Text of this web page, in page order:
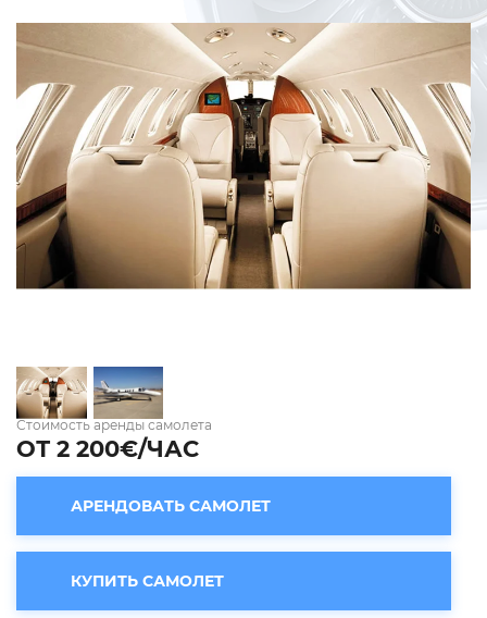
Стоимость аренды самолета
ОТ 2 200€/ЧАС
АРЕНДОВАТЬ САМОЛЕТ
КУПИТЬ САМОЛЕТ